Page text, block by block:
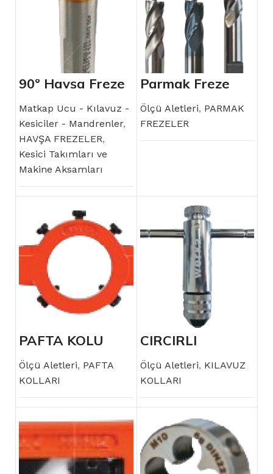
90° Havşa Freze
Matkap Ucu - Kılavuz -
Kesiciler - Mandrenler,
HAVŞA FREZELER,
Kesici Takımları ve
Makine Aksamları
Parmak Freze
Ölçü Aletleri, PARMAK
FREZELER
PAFTA KOLU
Ölçü Aletleri, PAFTA
KOLLARI
CIRCIRLI
KILAVUZ KOLU
Ölçü Aletleri, KILAVUZ
KOLLARI